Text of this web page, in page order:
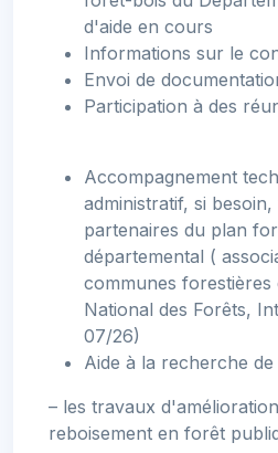
d'aide en cours
Informations sur le
Envoi de
Participation à des
Accompagnement
administratif, si
partenaires du plan
départemental (
communes forestières
National des Forêts,
07/26)
Aide à la recherche
– les travaux
reboisement en forêt